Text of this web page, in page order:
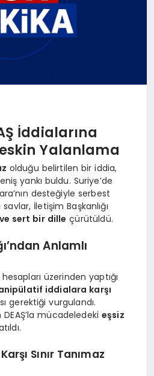
İddialarına
Yalanlama
olduğu belirtilen bir iddia,
yankı buldu. Suriye’de
desteğiyle serbest
savlar, İletişim Başkanlığı
sert bir dille çürütüldü.
Anlamlı
üzerinden yaptığı
iddialara karşı
gerektiği vurgulandı.
mücadeledeki eşsiz
Sınır Tanımaz